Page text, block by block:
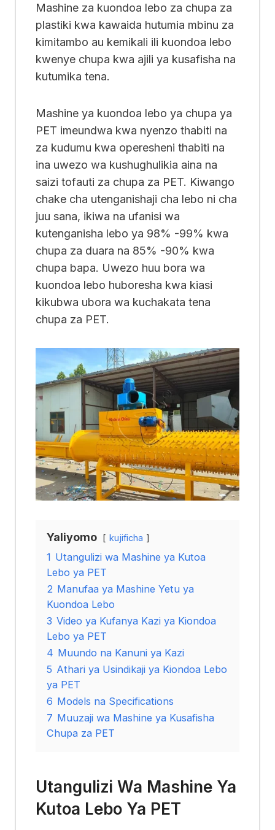
Mashine za kuondoa lebo za chupa za
plastiki kwa kawaida hutumia mbinu za
kimitambo au kemikali ili kuondoa lebo
kwenye chupa kwa ajili ya kusafisha na
kutumika tena.
Mashine ya kuondoa lebo ya chupa ya
PET imeundwa kwa nyenzo thabiti na
za kudumu kwa operesheni thabiti na
ina uwezo wa kushughulikia aina na
saizi tofauti za chupa za PET. Kiwango
chake cha utenganishaji cha lebo ni cha
juu sana, ikiwa na ufanisi wa
kutenganisha lebo ya 98% -99% kwa
chupa za duara na 85% -90% kwa
chupa bapa. Uwezo huu bora wa
kuondoa lebo huboresha kwa kiasi
kikubwa ubora wa kuchakata tena
chupa za PET.
Yaliyomo kujificha
1 Utangulizi wa Mashine ya Kutoa
Lebo ya PET
2 Manufaa ya Mashine Yetu ya
Kuondoa Lebo
3 Video ya Kufanya Kazi ya Kiondoa
Lebo ya PET
4 Muundo na Kanuni ya Kazi
5 Athari ya Usindikaji ya Kiondoa Lebo
ya PET
6 Models na Specifications
7 Muuzaji wa Mashine ya Kusafisha
Chupa za PET
Utangulizi Wa Mashine Ya
Kutoa Lebo Ya PET